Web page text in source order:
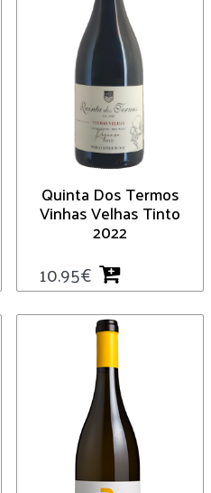
Quinta Dos Termos
Vinhas Velhas Tinto
2022
10.95€